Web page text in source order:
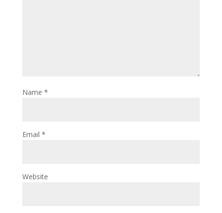
Name *
Email *
Website